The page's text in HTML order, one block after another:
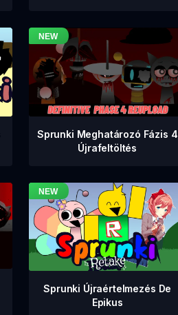
Sprunki Meghatározó Fázis 4
Újrafeltöltés
Sprunki Újraértelmezés De
Epikus